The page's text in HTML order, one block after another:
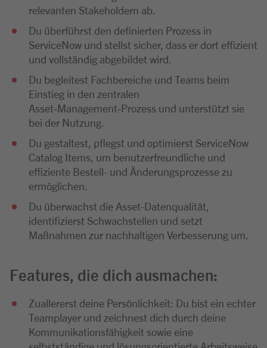
relevanten Stakeholdern ab.
Du überführst den definierten Prozess in
ServiceNow und stellst sicher, dass er dort effizient
und vollständig abgebildet wird.
Du begleitest Fachbereiche und Teams beim
Einstieg in den zentralen
Asset‑Management‑Prozess und unterstützt sie
bei der Nutzung.
Du gestaltest, pflegst und optimierst ServiceNow
Catalog Items, um benutzerfreundliche und
effiziente Bestell- und Änderungsprozesse zu
ermöglichen.
Du überwachst die Asset-Datenqualität,
identifizierst Schwachstellen und setzt
Maßnahmen zur nachhaltigen Verbesserung um.
Features, die dich ausmachen:
Zuallererst deine Persönlichkeit: Du bist ein echter
Teamplayer und zeichnest dich durch deine
Kommunikationsfähigkeit sowie eine